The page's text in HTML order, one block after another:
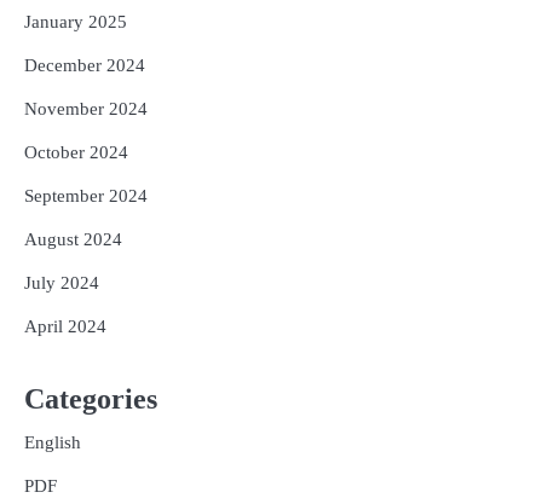
January 2025
December 2024
November 2024
October 2024
September 2024
August 2024
July 2024
April 2024
Categories
English
PDF